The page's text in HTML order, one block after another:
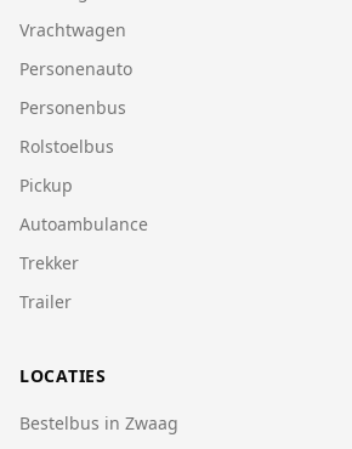
Vrachtwagen
Personenauto
Personenbus
Rolstoelbus
Pickup
Autoambulance
Trekker
Trailer
LOCATIES
Bestelbus in Zwaag